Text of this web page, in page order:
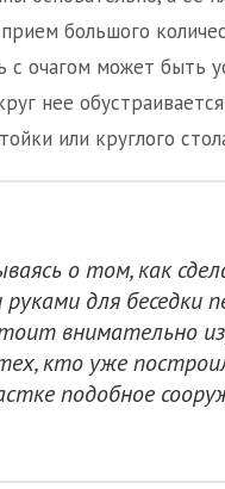
большого
с очагом может быть
нее
или круглого
о том, как
руками для беседки
внимательно
кто уже
подобное